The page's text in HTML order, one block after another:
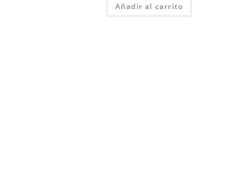
Añadir al carrito